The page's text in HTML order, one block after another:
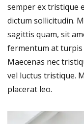
semper ex tristique
dictum sollicitudin.
sagittis quam, sit
fermentum at turpis
Maecenas nec
vel luctus tristique.
placerat leo.